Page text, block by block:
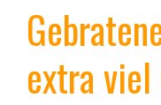
extra viel